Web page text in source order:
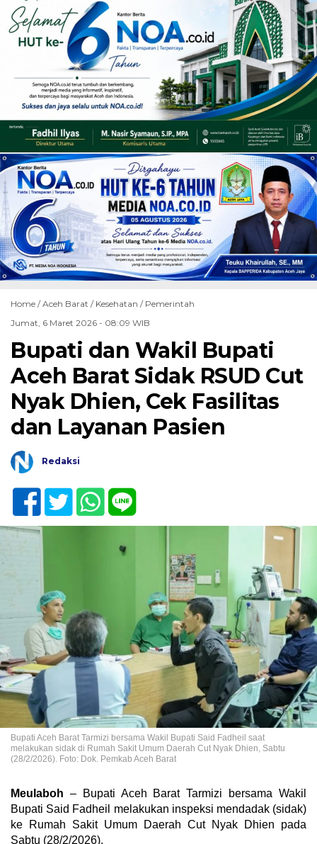
Home /Aceh Barat / Kesehatan / Pemerintah
Jumat, 6 Maret 2026 - 08:09 WIB
Bupati dan Wakil Bupati
Aceh Barat Sidak RSUD Cut
Nyak Dhien, Cek Fasilitas
dan Layanan Pasien
Redaksi
Bupati Aceh Barat Tarmizi bersama Wakil Bupati Said Fadheil saat
melakukan sidak di Rumah Sakit Umum Daerah Cut Nyak Dhien, Sabtu
(28/2/2026). Foto: Dok. Pemkab Aceh Barat
Meulaboh – Bupati Aceh BaratTarmizi bersama Wakil
Bupati Said Fadheil
melakukan inspeksi mendadak (sidak)
ke
Rumah Sakit Umum Daerah Cut Nyak Dhien pada
Sabtu (28/2/2026).